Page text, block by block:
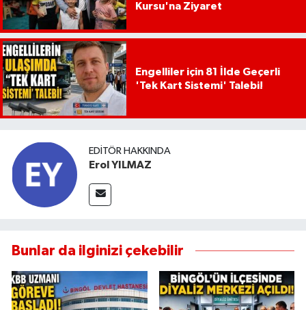
Kursu'na Ziyaret
Engelliler için 81 İlde Geçerli
'Tek Kart Sistemi' Talebi!
EDITÖR HAKKINDA
Erol YILMAZ
Bunlar da ilginizi çekebilir